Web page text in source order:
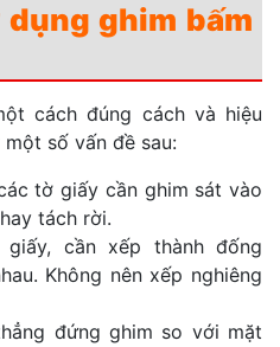
ghim bấm
cách đúng cách và hiệu
số vấn đề sau:
tờ giấy cần ghim sát vào
tách rời.
cần xếp thành đống
Không nên xếp nghiêng
đứng ghim so với mặt